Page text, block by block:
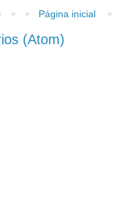
Página inicial
(Atom)